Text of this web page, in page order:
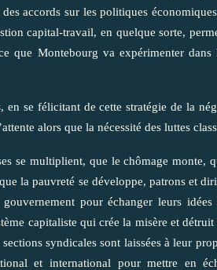
accords sur les politiques
capital-travail, en quelque sorte,
que Montebourg va expérimenter dans
se félicitant de cette stratégie de la
alors que la nécessité des luttes
se multiplient, que le chômage monte,
la pauvreté se développe, patrons et
pour échanger leurs
capitaliste qui crée la misère et
syndicales sont laissées à leur
et international pour mettre en